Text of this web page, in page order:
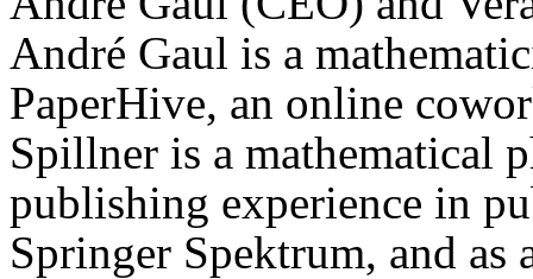
André Gaul is a
PaperHive, an online
Spillner is a mathematical
publishing experience in
Springer Spektrum, and